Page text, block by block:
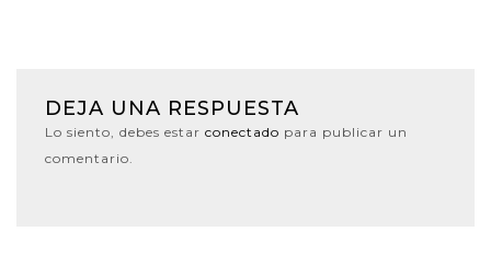
DEJA UNA RESPUESTA
Lo siento, debes estar conectado para publicar un
comentario.